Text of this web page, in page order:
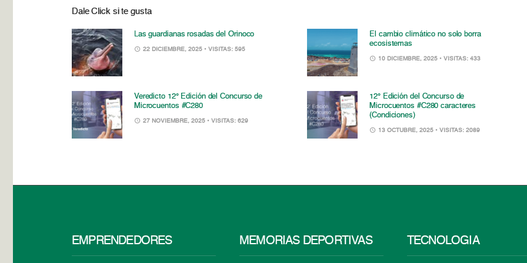
Dale Click si te gusta
Las guardianas rosadas del Orinoco
22 DICIEMBRE, 2025 • VISITAS: 595
El cambio climático no solo borra
ecosistemas
10 DICIEMBRE, 2025 • VISITAS: 433
Veredicto 12° Edición del Concurso de
Microcuentos #C280
27 NOVIEMBRE, 2025 • VISITAS: 629
12° Edición del Concurso de
Microcuentos #C280 caracteres
(Condiciones)
13 OCTUBRE, 2025 • VISITAS: 2089
EMPRENDEDORES MEMORIAS DEPORTIVAS TECNOLOGÍA